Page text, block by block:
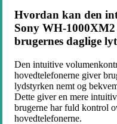
Hvordan kan den
Sony WH-
brugernes daglige
Den intuitive
hovedtelefonerne giver
lydstyrken nemt og
Dette giver en mere
brugerne har fuld kontrol
hovedtelefonerne.